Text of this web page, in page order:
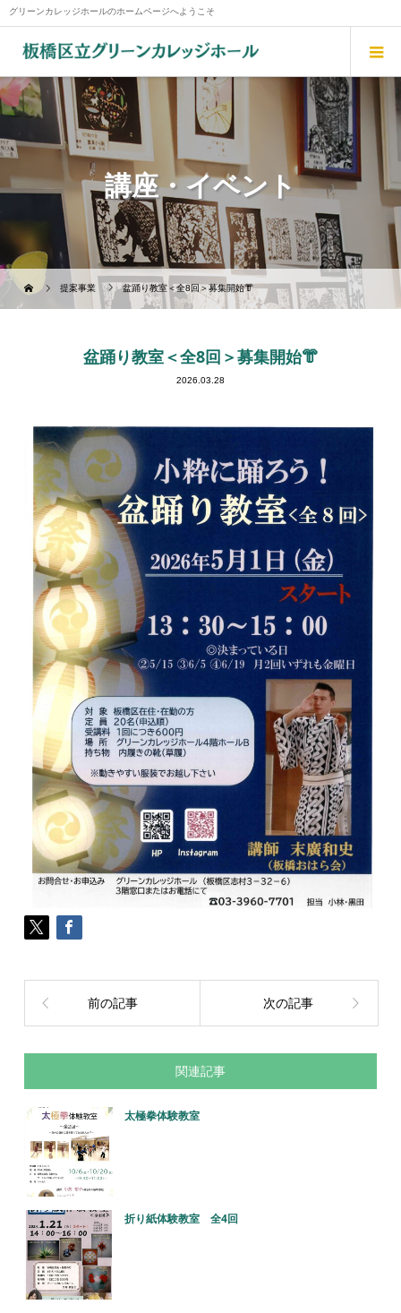
グリーンカレッジホールのホームページへようこそ
講座・イベント
提案事業 盆踊り教室＜全8回＞募集開始👘
盆踊り教室＜全8回＞募集開始👘
2026.03.28
前の記事 次の記事
関連記事
太極拳体験教室
折り紙体験教室 全4回